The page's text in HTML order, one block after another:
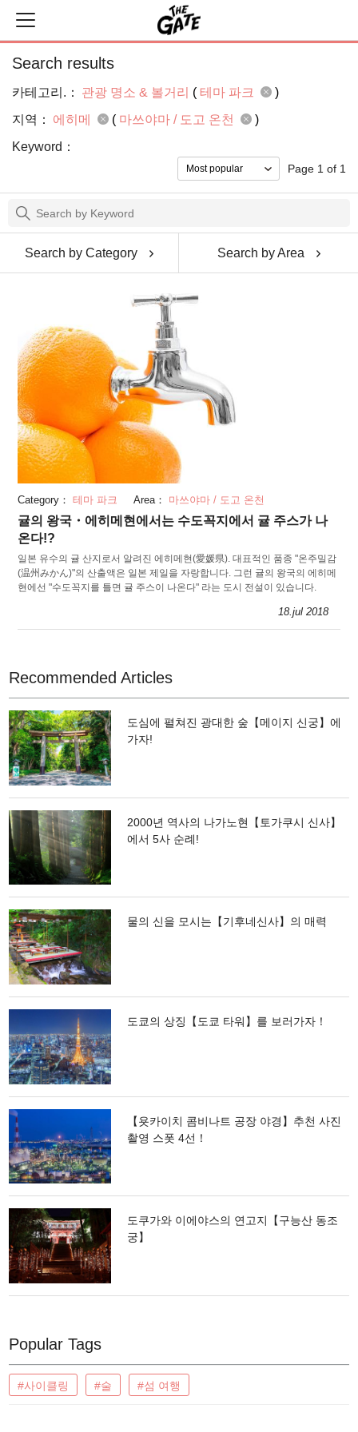
Search results
카테고리.： 관광 명소 & 볼거리 ( 테마 파크
)
지역：
에히메 ( 마쓰야마 / 도고 온천
)
Keyword：
Page 1 of 1
Search by Category Search by Area
Category： 테마 파크 Area： 마쓰야마 / 도고 온천
귤의 왕국・에히메현에서는 수도꼭지에서 귤 주스가 나
온다!?
일본 유수의 귤 산지로서 알려진 에히메현(愛媛県). 대표적인 품종 "온주밀감
(温州みかん)"의 산출액은 일본 제일을 자랑합니다. 그런 귤의 왕국의 에히메
현에선 "수도꼭지를 틀면 귤 주스이 나온다" 라는 도시 전설이 있습니다.
18.jul 2018
Recommended Articles
도심에 펼쳐진 광대한 숲【메이지 신궁】에
가자!
2000년 역사의 나가노현【토가쿠시 신사】
에서 5사 순례!
물의 신을 모시는【기후네신사】의 매력
도쿄의 상징【도쿄 타워】를 보러가자！
【욧카이치 콤비나트 공장 야경】추천 사진
촬영 스폿 4선！
도쿠가와 이에야스의 연고지【구능산 동조
궁】
Popular Tags
#사이클링 #술 #섬 여행